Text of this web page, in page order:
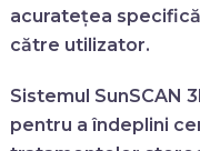
acuratețea
către utilizator.
Sistemul SunSCAN
pentru a îndeplini